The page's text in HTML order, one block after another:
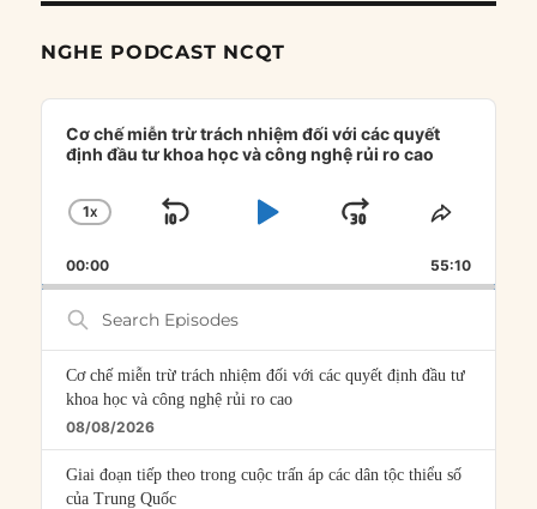
NGHE PODCAST NCQT
Audio
Player
Cơ chế miễn trừ trách nhiệm đối với các quyết
định đầu tư khoa học và công nghệ rủi ro cao
CHANGE
RATE
1X
SKIP
PLAYJUMP
FORWARD
SHARE
00:00 55:10
Search
Episodes
Cơ chế miễn trừ trách nhiệm đối với các quyết định đầu tư
khoa học và công nghệ rủi ro cao
08/08/2026
Giai đoạn tiếp theo trong cuộc trấn áp các dân tộc thiểu số
của Trung Quốc